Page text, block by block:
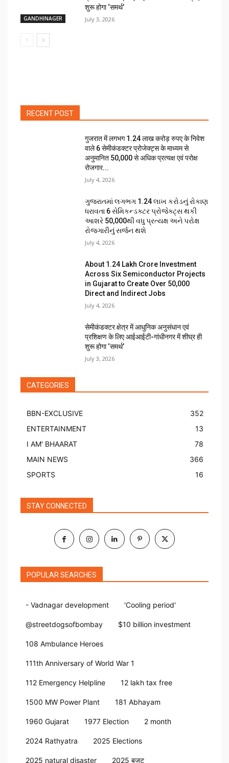
GANDHINAGER
शुरू होगा ‘समर्थ’
July 3, 2026
RECENT POST
गुजरात में लगभग 1.24 लाख करोड़ रुपए के निवेश
वाले 6 सेमीकंडक्टर प्रोजेक्ट्स के माध्यम से
अनुमानित 50,000 से अधिक प्रत्यक्ष एवं परोक्ष
रोजगार...
July 4, 2026
ગુજરાતમાં લગભગ ₹1.24 લાખ કરોડનું રોકાણ
ધરાવતા 6 સેમિકન્ડક્ટર પ્રોજેક્ટ્સ થકી
આશરે 50,000થી વધુ પ્રત્યક્ષ અને પરોક્ષ
રોજગારીનું સર્જન થશે
July 4, 2026
About ₹1.24 Lakh Crore Investment
Across Six Semiconductor Projects
in Gujarat to Create Over 50,000
Direct and Indirect Jobs
July 4, 2026
सेमीकंडक्टर क्षेत्र में आधुनिक अनुसंधान एवं
प्रशिक्षण के लिए आईआईटी-गांधीनगर में शीघ्र ही
शुरू होगा ‘समर्थ’
July 3, 2026
CATEGORIES
BBN-EXCLUSIVE
352
ENTERTAINMENT
13
I AM' BHAARAT
78
MAIN NEWS
366
SPORTS
16
STAY CONNECTED
POPULAR SEARCHES
- Vadnagar development 'Cooling period'
@streetdogsofbombay $10 billion investment
108 Ambulance Heroes
111th Anniversary of World War 1
112 Emergency Helpline 12 lakh tax free
1500 MW Power Plant 181 Abhayam
1960 Gujarat 1977 Election 2 month
2024 Rathyatra 2025 Elections
2025 natural disaster 2025 बजट